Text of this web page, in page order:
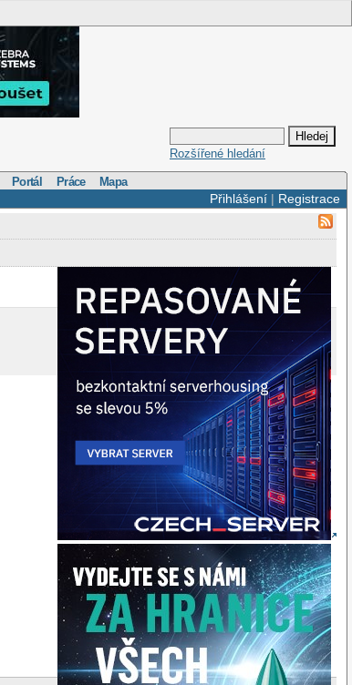
Rozšířené hledání
Portál Práce Mapa
Přihlášení| Registrace